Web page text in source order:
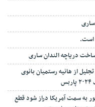
است.
تجلیل از هانیه رستمیان بانوی
به سمت آمريکا دراز شود قطع